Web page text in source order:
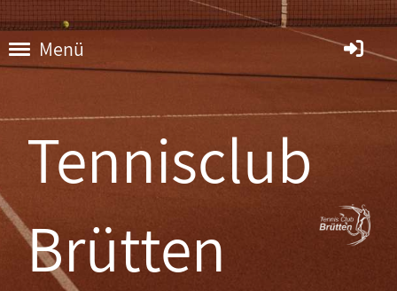
Menü
Tennisclub
Brütten